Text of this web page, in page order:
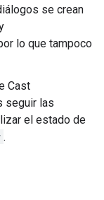
se crean
lo que tampoco
Cast
seguir las
el estado de
.